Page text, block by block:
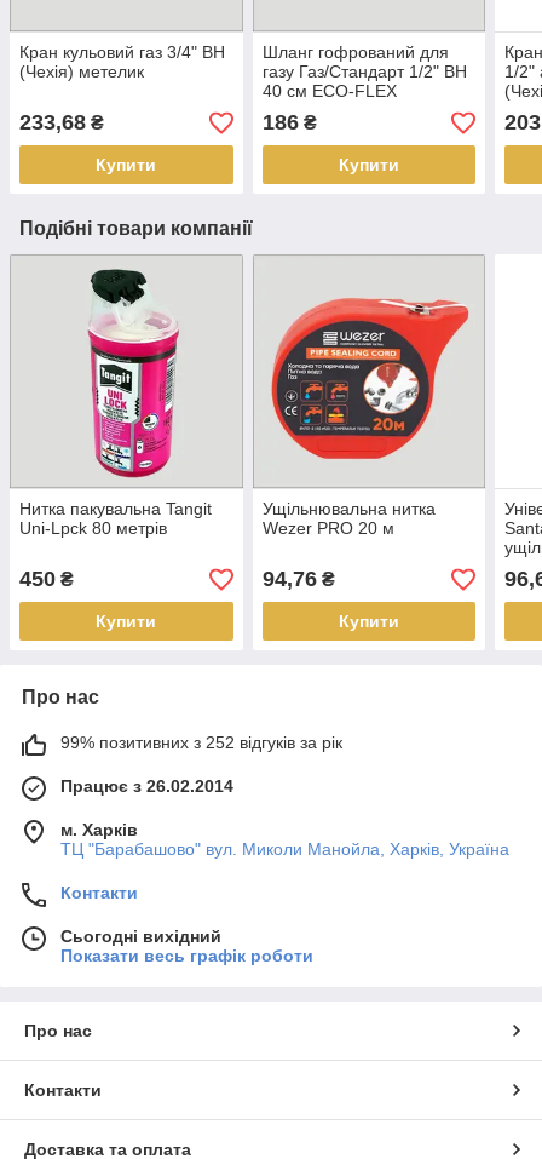
Кран кульовий газ 3/4" ВН
(Чехія) метелик
233,68 ₴
Купити
Шланг гофрований для
газу Газ/Стандарт 1/2" ВН
40 см ECO-FLEX
186₴
Купити
1/2"
Подібні товари компанії
Нитка пакувальна Tangit
Uni-Lpck 80 метрів
450 ₴
Купити
Ущільнювальна нитка
Wezer PRO 20 м
94,76₴
Купити
Про нас
99% позитивних з 252 відгуків за рік
Працює з 26.02.2014
м. Харків
ТЦ "Барабашово" вул. Миколи Манойла, Харків, Україна
Контакти
Сьогодні вихідний
Показати весь графік роботи
Про нас
Контакти
Доставка та оплата